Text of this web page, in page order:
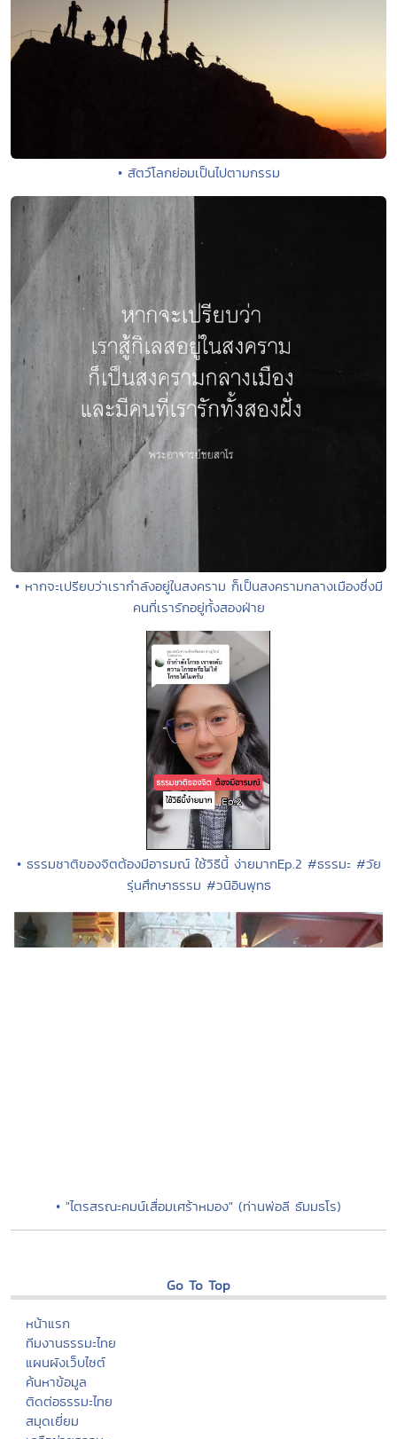
• สัตว์โลกย่อมเป็นไปตามกรรม
• หากจะเปรียบว่าเรากำลังอยู่ในสงคราม ก็เป็นสงครามกลางเมืองซึ่งมี
คนที่เรารักอยู่ทั้งสองฝ่าย
• ธรรมชาติของจิตต้องมีอารมณ์ ใช้วิธีนี้ ง่ายมากEp.2 #ธรรมะ #วัย
รุ่นศึกษาธรรม #วนิอินพุทธ
• "ไตรสรณะคมน์เสื่อมเศร้าหมอง" (ท่านพ่อลี ธัมมธโร)
Go To Top
หน้าแรก
ทีมงานธรรมะไทย
แผนผังเว็บไซต์
ค้นหาข้อมูล
ติดต่อธรรมะไทย
สมุดเยี่ยม